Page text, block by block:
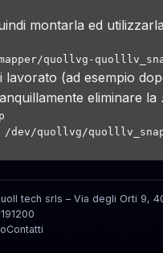
montarla ed
quollvg-
lavorato (ad esempio
eliminare la
/dev/quollvg/
tech srls – Via degli Orti 9,
Contatti